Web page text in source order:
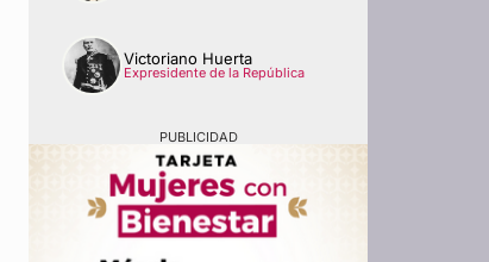
Victoriano Huerta
Expresidente de la República
PUBLICIDAD